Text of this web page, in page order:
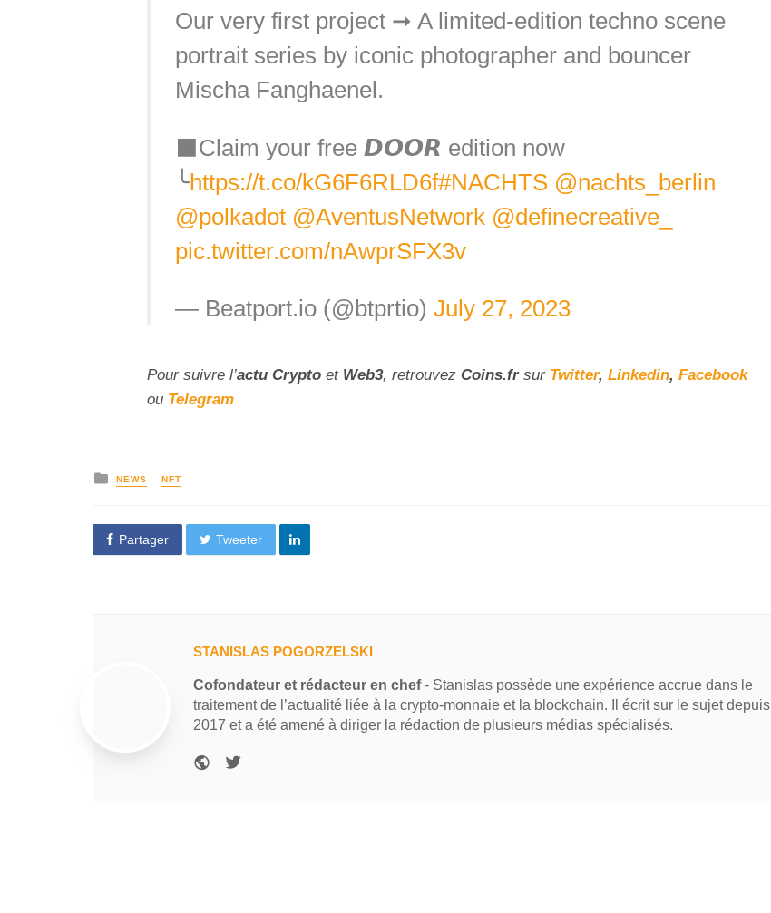
Our very first project ➞ A limited-edition techno scene
portrait series by iconic photographer and bouncer
Mischa Fanghaenel.
⬛Claim your free 𝘿𝙊𝙊𝙍 edition now
╰https://t.co/kG6F6RLD6f#NACHTS @nachts_berlin
@polkadot @AventusNetwork @definecreative_
pic.twitter.com/nAwprSFX3v
— Beatport.io (@btprtio) July 27, 2023
Pour suivre l’actu Crypto et Web3, retrouvez Coins.fr sur Twitter, Linkedin, Facebook
ou Telegram
NEWS NFT
Partager Tweeter
STANISLAS POGORZELSKI
Cofondateur et rédacteur en chef- Stanislas possède une expérience accrue dans le
traitement de l’actualité liée à la crypto-monnaie et la blockchain. Il écrit sur le sujet depuis
2017 et a été amené à diriger la rédaction de plusieurs médias spécialisés.